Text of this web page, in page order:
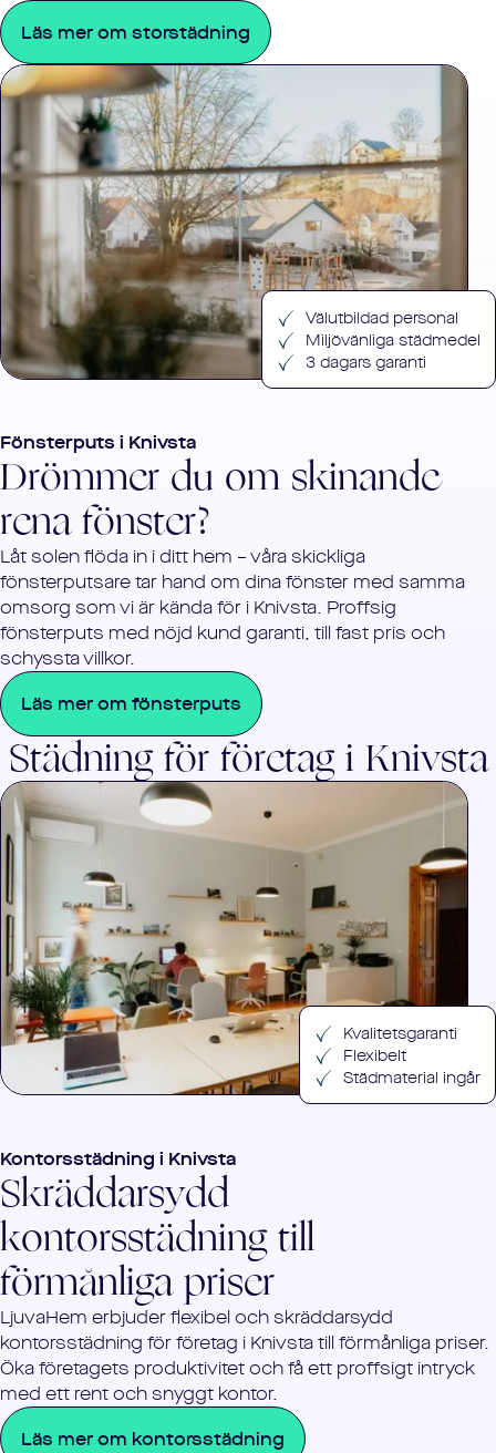
Läs mer om storstädning
Välutbildad personal
Miljövänliga städmedel
3 dagars garanti
Fönsterputs i Knivsta
Drömmer du om skinande
rena fönster?
Låt solen flöda in i ditt hem – våra skickliga
fönsterputsare tar hand om dina fönster med samma
omsorg som vi är kända för i Knivsta. Proffsig
fönsterputs med nöjd kund garanti, till fast pris och
schyssta villkor.
Läs mer om fönsterputs
Städning för företag i Knivsta
Kontorsstädning i Knivsta
Skräddarsydd
kontorsstädning till
förmånliga priser
LjuvaHem erbjuder flexibel och skräddarsydd
kontorsstädning för företag i Knivstatill förmånliga priser.
Öka företagets produktivitet och få ett proffsigt intryck
med ett rent och snyggt kontor.
Läs mer om kontorsstädning
Kvalitetsgaranti
Flexibelt
Städmaterial ingår